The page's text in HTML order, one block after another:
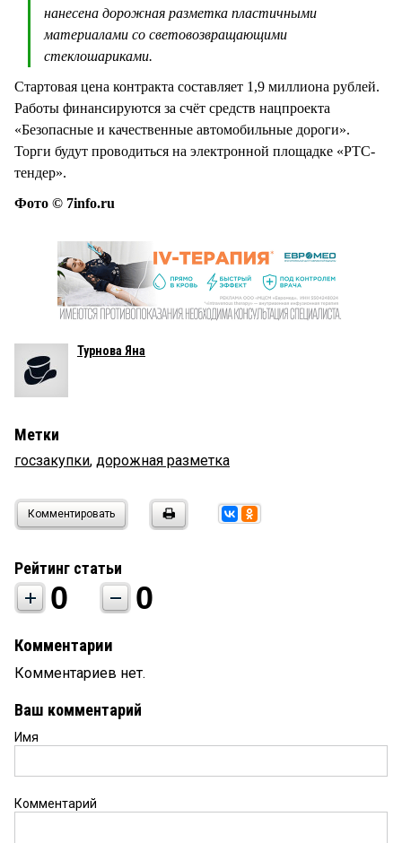
нанесена дорожная разметка пластичными
материалами со световозвращающими
стеклошариками.
Стартовая цена контракта составляет 1,9 миллиона рублей.
Работы финансируются за счёт средств нацпроекта
«Безопасные и качественные автомобильные дороги».
Торги будут проводиться на электронной площадке «РТС-
тендер».
Фото © 7info.ru
Турнова Яна
Метки
госзакупки, дорожная разметка
Комментировать
Рейтинг статьи
0 0
Комментарии
Комментариев нет.
Ваш комментарий
Имя
Комментарий